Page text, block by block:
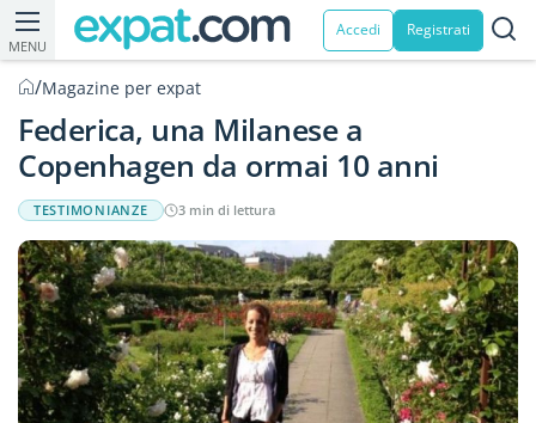
MENU
Accedi Registrati
/Magazine per expat
Federica, una Milanese a
Copenhagen da ormai 10 anni
TESTIMONIANZE 3 min di lettura